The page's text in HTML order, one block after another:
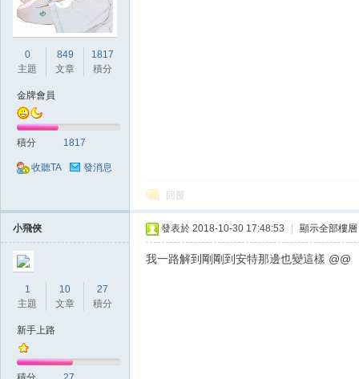
0
主題
849
文章
1817
積分
金牌會員
積分 1817
收聽TA 發消息
回覆
小飛俠
1
主題
10
文章
27
積分
新手上路
發表於 2018-10-30 17:48:53 顯示全部樓層
我一路解到剛剛到安特那邊也變這樣 @@